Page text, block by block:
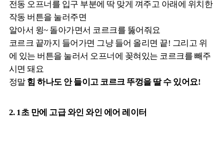
전동 오프너를 입구 부분에 딱 맞게 껴주고 아래에 위치한
작동 버튼을 눌러주면
알아서 윙~ 돌아가면서 코르크를 뚫어줘요
코르크 끝까지 들어가면 그냥 들어 올리면 끝! 그리고 위
에 있는 버튼을 눌러서 오프너에 꽂혀있는 코르크를 빼주
시면 돼요
정말 힘 하나도 안 들이고 코르크 뚜껑을 딸 수 있어요!
2. 1초 만에 고급 와인 와인 에어 레이터